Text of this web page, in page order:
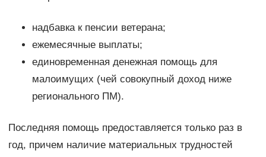
надбавка к пенсии ветерана;
ежемесячные выплаты;
единовременная денежная помощь для
малоимущих (чей совокупный доход ниже
регионального ПМ).
Последняя помощь предоставляется только раз в
год, причем наличие материальных трудностей